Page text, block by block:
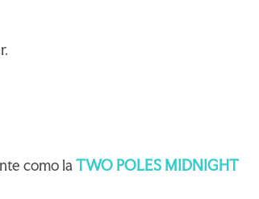
como laTWO POLES MIDNIGHT